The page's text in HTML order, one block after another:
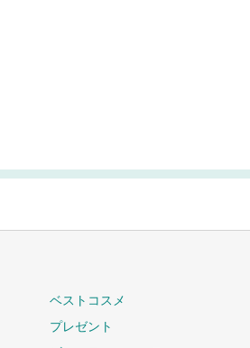
ベストコスメ
プレゼント